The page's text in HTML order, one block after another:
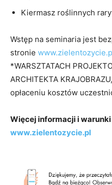
Kiermasz roślinnych
Wstęp na seminaria jest
stronie
*WARSZTATACH
ARCHITEKTA
opłaceniu kosztów
Więcej informacji i
www.zielentozycie.pl